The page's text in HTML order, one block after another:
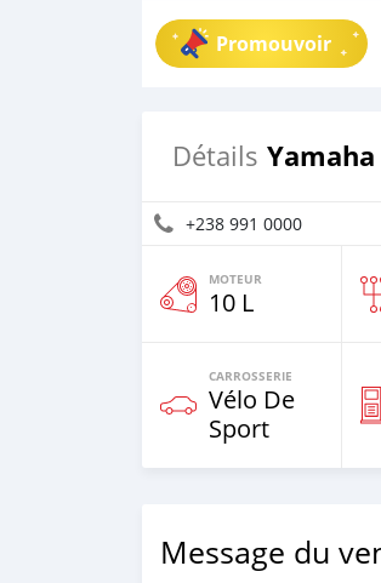
Promouvoir
Détails Yamaha
+238 991 0000
MOTEUR
10 L
CARROSSERIE
Vélo De
Sport
Message du